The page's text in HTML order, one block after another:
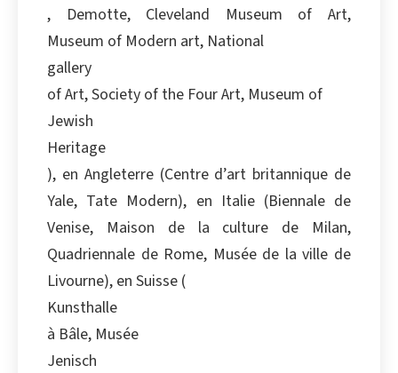
, Demotte, Cleveland Museum of Art,
Museum of Modern art, National
gallery
of Art, Society of the Four Art, Museum of
Jewish
Heritage
), en Angleterre (Centre d’art britannique de
Yale, Tate Modern), en Italie (Biennale de
Venise, Maison de la culture de Milan,
Quadriennale de Rome, Musée de la ville de
Livourne), en Suisse (
Kunsthalle
à Bâle, Musée
Jenisch